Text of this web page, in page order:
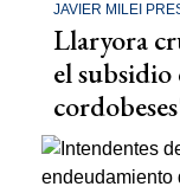
JAVIER MILEI
Llaryora
el subsidio